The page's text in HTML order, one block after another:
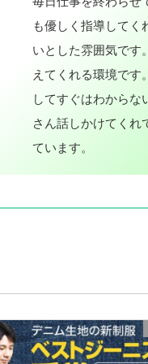
も優しく指導してく
いとした雰囲気です
えてくれる環境です
してすぐはわからな
さん話しかけてくれ
ています。